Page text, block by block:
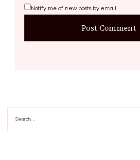
Notify me of new posts by email.
for: